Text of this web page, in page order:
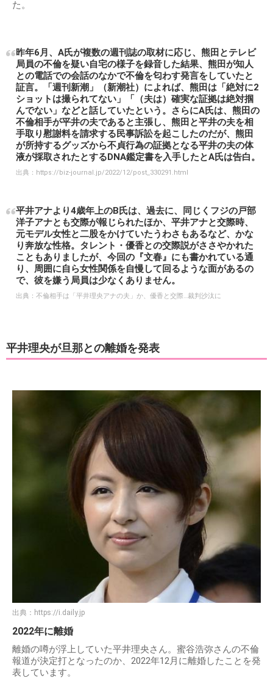
た。
昨年6月、A氏が複数の週刊誌の取材に応じ、熊田とテレビ
局員の不倫を疑い自宅の様子を録音した結果、熊田が知人
との電話での会話のなかで不倫を匂わす発言をしていたと
証言。「週刊新潮」（新潮社）によれば、熊田は「絶対に2
ショットは撮られてない」「（夫は）確実な証拠は絶対掴
んでない」などと話していたという。さらにA氏は、熊田の
不倫相手が平井の夫であると主張し、熊田と平井の夫を相
手取り慰謝料を請求する民事訴訟を起こしたのだが、熊田
が所持するグッズから不貞行為の証拠となる平井の夫の体
液が採取されたとするDNA鑑定書を入手したとA氏は告白。
出典： https://biz-journal.jp/2022/12/post_330291.html
平井アナより4歳年上のB氏は、過去に、同じくフジの戸部
洋子アナとも交際が報じられたほか、平井アナと交際時、
元モデル女性と二股をかけていたうわさもあるなど、かな
り奔放な性格。タレント・優香との交際説がささやかれた
こともありましたが、今回の『文春』にも書かれている通
り、周囲に自ら女性関係を自慢して回るような面があるの
で、彼を嫌う局員は少なくありません。
出典： 不倫相手は「平井理央アナの夫」か、優香と交際…裁判沙汰に
平井理央が旦那との離婚を発表
出典： https://i.daily.jp
2022年に離婚
離婚の噂が浮上していた平井理央さん。蜜谷浩弥さんの不倫
報道が決定打となったのか、2022年12月に離婚したことを発
表しています。